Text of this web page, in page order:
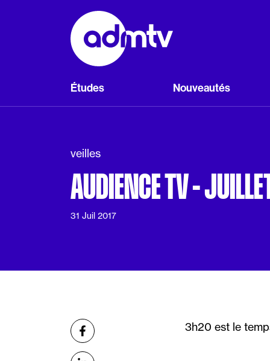
Aller au contenu principal
Études Nouveautés
veilles
AUDIENCE TV -
31 Juil 2017
Partager
sur Facebook
3h20 est le